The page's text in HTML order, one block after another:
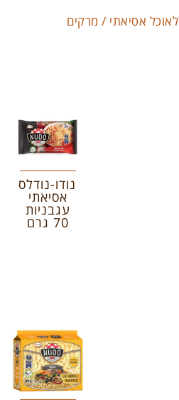
לאוכל אסיאתי / מרקים
נודו-נודלס
אסיאתי
עגבניות
70 גרם